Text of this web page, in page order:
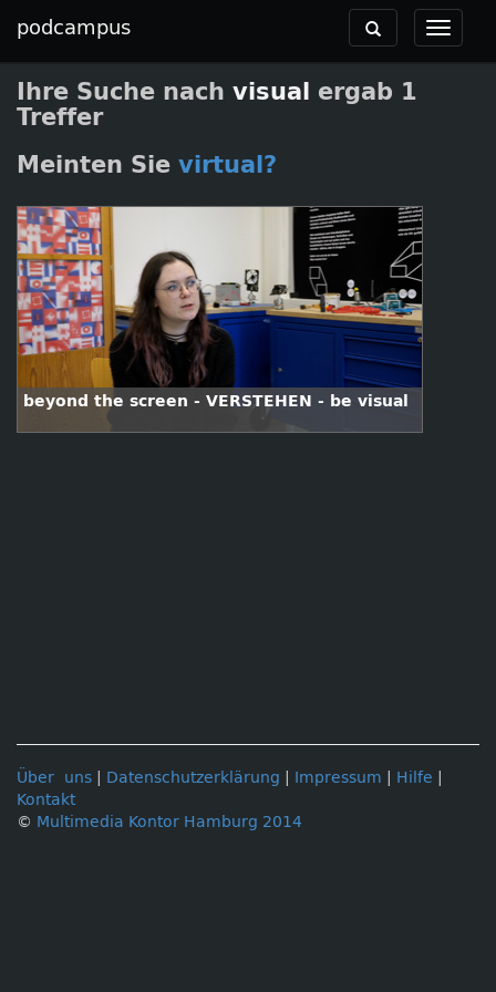
podcampus
Toggle
Toggle
navigation
Ihre Suche nach visual
ergab 1
Treffer
Meinten Sie virtual?
beyond the screen - VERSTEHEN - be visual
Über uns Datenschutzerklärung Impressum Hilfe
Kontakt
© Multimedia Kontor Hamburg 2014